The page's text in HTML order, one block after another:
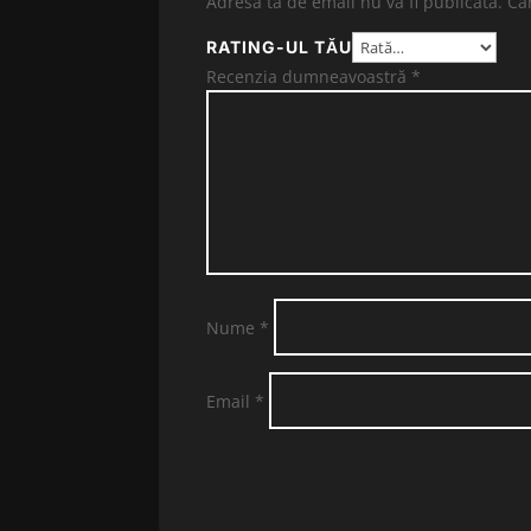
RATING-UL TĂU
Recenzia dumneavoastră *
Nume *
Email *